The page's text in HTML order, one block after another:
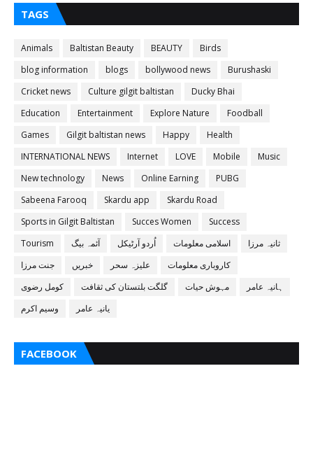
TAGS
Animals Baltistan Beauty BEAUTY
Birds
blog information
blogs bollywood news
Burushaski
Cricket news
Culture gilgit baltistan
Ducky Bhai
Education
Entertainment Explore Nature
Foodball
Games
Gilgit baltistan news Happy
Health
INTERNATIONAL NEWS
Internet LOVE Mobile
Music
New technology
News Online Earning
PUBG
Sabeena Farooq
Skardu app
Skardu Road
Sports in Gilgit Baltistan
Succes Women
Success
Tourism
آئمہ بیگ اُردو آرٹیکل اسلامی معلومات
ثانیہ مرزا
جنت مرزا
خبریں علیزہ سحر
کاروباری معلومات
کومل رضوی
گلگت بلتستان کی ثقافت مہوش حیات
ہانیہ عامر
وسیم اکرم
یانیہ عامر
FACEBOOK